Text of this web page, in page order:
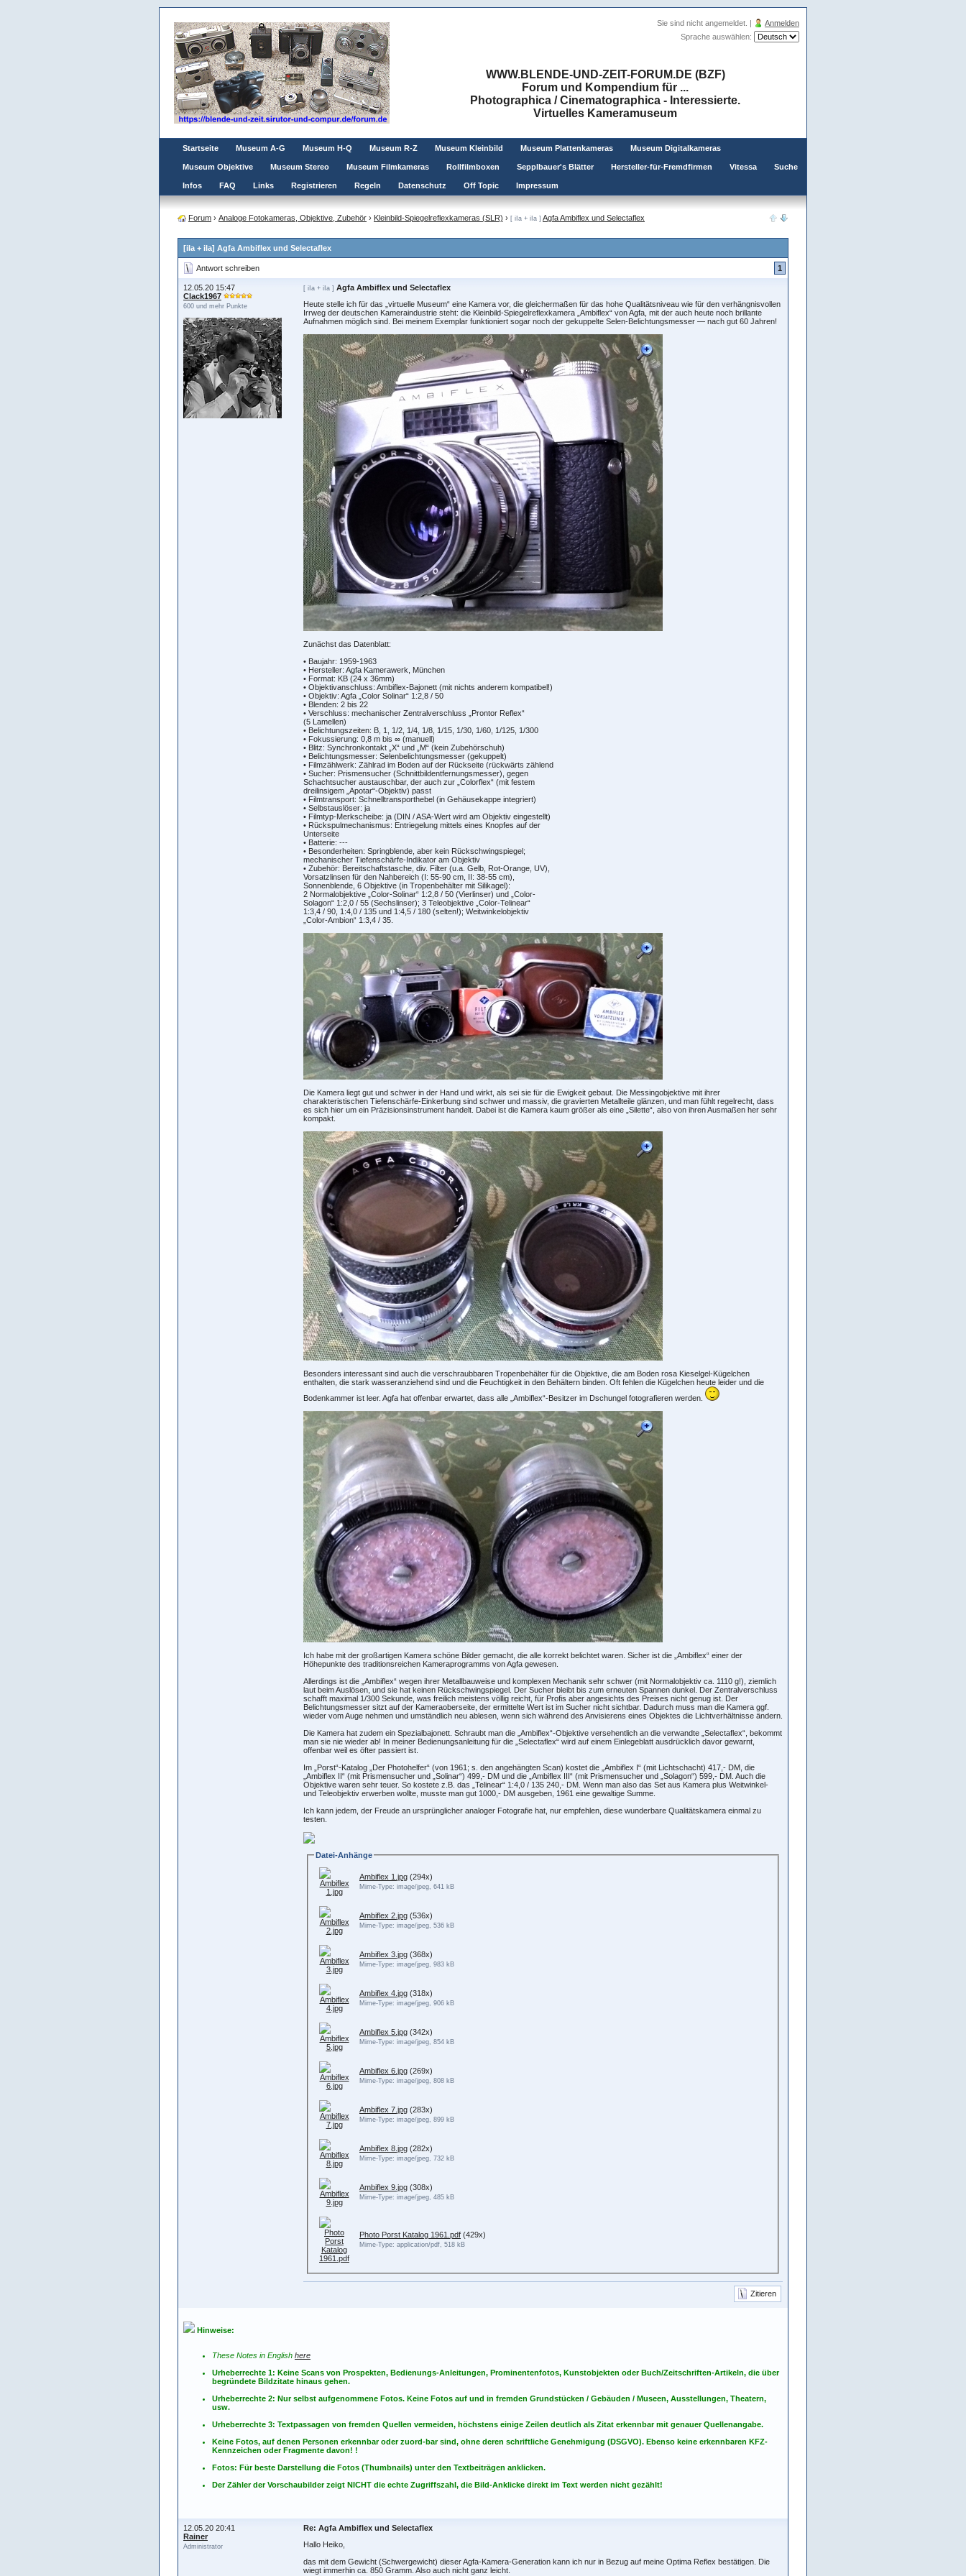
Sie sind nicht angemeldet. |
Anmelden
Sprache auswählen:
WWW.BLENDE-UND-ZEIT-FORUM.DE (BZF)
Forum und Kompendium für ...
Photographica / Cinematographica - Interessierte.
Virtuelles Kameramuseum
Startseite Museum A-G Museum H-Q Museum R-Z Museum Kleinbild Museum Plattenkameras Museum Digitalkameras
Museum Objektive Museum Stereo Museum Filmkameras Rollfilmboxen Sepplbauer's Blätter Hersteller-für-Fremdfirmen Vitessa Suche
Infos FAQ Links Registrieren Regeln Datenschutz Off Topic Impressum
Forum › Analoge Fotokameras, Objektive, Zubehör › Kleinbild-Spiegelreflexkameras (SLR) › [ iIa + iIa ] Agfa Ambiflex und Selectaflex
[iIa + iIa] Agfa Ambiflex und Selectaflex
Antwort schreiben 1
12.05.20 15:47
Clack1967
600 und mehr Punkte
[ iIa + iIa ] Agfa Ambiflex und Selectaflex
Heute stelle ich für das „virtuelle Museum“ eine Kamera vor, die gleichermaßen für das hohe Qualitätsniveau wie für den verhängnisvollen
Irrweg der deutschen Kameraindustrie steht: die Kleinbild-Spiegelreflexkamera „Ambiflex“ von Agfa, mit der auch heute noch brillante
Aufnahmen möglich sind. Bei meinem Exemplar funktioniert sogar noch der gekuppelte Selen-Belichtungsmesser — nach gut 60 Jahren!
Zunächst das Datenblatt:
• Baujahr: 1959-1963
• Hersteller: Agfa Kamerawerk, München
• Format: KB (24 x 36mm)
• Objektivanschluss: Ambiflex-Bajonett (mit nichts anderem kompatibel!)
• Objektiv: Agfa „Color Solinar“ 1:2,8 / 50
• Blenden: 2 bis 22
• Verschluss: mechanischer Zentralverschluss „Prontor Reflex“
(5 Lamellen)
• Belichtungszeiten: B, 1, 1/2, 1/4, 1/8, 1/15, 1/30, 1/60, 1/125, 1/300
• Fokussierung: 0,8 m bis ∞ (manuell)
• Blitz: Synchronkontakt „X“ und „M“ (kein Zubehörschuh)
• Belichtungsmesser: Selenbelichtungsmesser (gekuppelt)
• Filmzählwerk: Zählrad im Boden auf der Rückseite (rückwärts zählend
• Sucher: Prismensucher (Schnittbildentfernungsmesser), gegen
Schachtsucher austauschbar, der auch zur „Colorflex“ (mit festem
dreilinsigem „Apotar“-Objektiv) passt
• Filmtransport: Schnelltransporthebel (in Gehäusekappe integriert)
• Selbstauslöser: ja
• Filmtyp-Merkscheibe: ja (DIN / ASA-Wert wird am Objektiv eingestellt)
• Rückspulmechanismus: Entriegelung mittels eines Knopfes auf der
Unterseite
• Batterie: ---
• Besonderheiten: Springblende, aber kein Rückschwingspiegel;
mechanischer Tiefenschärfe-Indikator am Objektiv
• Zubehör: Bereitschaftstasche, div. Filter (u.a. Gelb, Rot-Orange, UV),
Vorsatzlinsen für den Nahbereich (I: 55-90 cm, II: 38-55 cm),
Sonnenblende, 6 Objektive (in Tropenbehälter mit Silikagel):
2 Normalobjektive „Color-Solinar“ 1:2,8 / 50 (Vierlinser) und „Color-
Solagon“ 1:2,0 / 55 (Sechslinser); 3 Teleobjektive „Color-Telinear“
1:3,4 / 90, 1:4,0 / 135 und 1:4,5 / 180 (selten!); Weitwinkelobjektiv
„Color-Ambion“ 1:3,4 / 35.
Die Kamera liegt gut und schwer in der Hand und wirkt, als sei sie für die Ewigkeit gebaut. Die Messingobjektive mit ihrer
charakteristischen Tiefenschärfe-Einkerbung sind schwer und massiv, die gravierten Metallteile glänzen, und man fühlt regelrecht, dass
es sich hier um ein Präzisionsinstrument handelt. Dabei ist die Kamera kaum größer als eine „Silette“, also von ihren Ausmaßen her sehr
kompakt.
Besonders interessant sind auch die verschraubbaren Tropenbehälter für die Objektive, die am Boden rosa Kieselgel-Kügelchen
enthalten, die stark wasseranziehend sind und die Feuchtigkeit in den Behältern binden. Oft fehlen die Kügelchen heute leider und die
Bodenkammer ist leer. Agfa hat offenbar erwartet, dass alle „Ambiflex“-Besitzer im Dschungel fotografieren werden.
Ich habe mit der großartigen Kamera schöne Bilder gemacht, die alle korrekt belichtet waren. Sicher ist die „Ambiflex“ einer der
Höhepunkte des traditionsreichen Kameraprogramms von Agfa gewesen.
Allerdings ist die „Ambiflex“ wegen ihrer Metallbauweise und komplexen Mechanik sehr schwer (mit Normalobjektiv ca. 1110 g!), ziemlich
laut beim Auslösen, und sie hat keinen Rückschwingspiegel. Der Sucher bleibt bis zum erneuten Spannen dunkel. Der Zentralverschluss
schafft maximal 1/300 Sekunde, was freilich meistens völlig reicht, für Profis aber angesichts des Preises nicht genug ist. Der
Belichtungsmesser sitzt auf der Kameraoberseite, der ermittelte Wert ist im Sucher nicht sichtbar. Dadurch muss man die Kamera ggf.
wieder vom Auge nehmen und umständlich neu ablesen, wenn sich während des Anvisierens eines Objektes die Lichtverhältnisse ändern.
Die Kamera hat zudem ein Spezialbajonett. Schraubt man die „Ambiflex“-Objektive versehentlich an die verwandte „Selectaflex“, bekommt
man sie nie wieder ab! In meiner Bedienungsanleitung für die „Selectaflex“ wird auf einem Einlegeblatt ausdrücklich davor gewarnt,
offenbar weil es öfter passiert ist.
Im „Porst“-Katalog „Der Photohelfer“ (von 1961; s. den angehängten Scan) kostet die „Ambiflex I“ (mit Lichtschacht) 417,- DM, die
„Ambiflex II“ (mit Prismensucher und „Solinar“) 499,- DM und die „Ambiflex III“ (mit Prismensucher und „Solagon“) 599,- DM. Auch die
Objektive waren sehr teuer. So kostete z.B. das „Telinear“ 1:4,0 / 135 240,- DM. Wenn man also das Set aus Kamera plus Weitwinkel-
und Teleobjektiv erwerben wollte, musste man gut 1000,- DM ausgeben, 1961 eine gewaltige Summe.
Ich kann jedem, der Freude an ursprünglicher analoger Fotografie hat, nur empfehlen, diese wunderbare Qualitätskamera einmal zu
testen.
Datei-Anhänge
Ambiflex 1.jpg (294x)
Mime-Type: image/jpeg, 641 kB
Ambiflex 2.jpg (536x)
Mime-Type: image/jpeg, 536 kB
Ambiflex 3.jpg (368x)
Mime-Type: image/jpeg, 983 kB
Ambiflex 4.jpg (318x)
Mime-Type: image/jpeg, 906 kB
Ambiflex 5.jpg (342x)
Mime-Type: image/jpeg, 854 kB
Ambiflex 6.jpg (269x)
Mime-Type: image/jpeg, 808 kB
Ambiflex 7.jpg (283x)
Mime-Type: image/jpeg, 899 kB
Ambiflex 8.jpg (282x)
Mime-Type: image/jpeg, 732 kB
Ambiflex 9.jpg (308x)
Mime-Type: image/jpeg, 485 kB
Photo Porst Katalog 1961.pdf (429x)
Mime-Type: application/pdf, 518 kB
Zitieren
Hinweise:
These Notes in English here
Urheberrechte 1: Keine Scans von Prospekten, Bedienungs-Anleitungen, Prominentenfotos, Kunstobjekten oder Buch/Zeitschriften-Artikeln, die über
begründete Bildzitate hinaus gehen.
Urheberrechte 2: Nur selbst aufgenommene Fotos. Keine Fotos auf und in fremden Grundstücken / Gebäuden / Museen, Ausstellungen, Theatern,
usw.
Urheberrechte 3: Textpassagen von fremden Quellen vermeiden, höchstens einige Zeilen deutlich als Zitat erkennbar mit genauer Quellenangabe.
Keine Fotos, auf denen Personen erkennbar oder zuord-bar sind, ohne deren schriftliche Genehmigung (DSGVO). Ebenso keine erkennbaren KFZ-
Kennzeichen oder Fragmente davon! !
Fotos: Für beste Darstellung die Fotos (Thumbnails) unter den Textbeiträgen anklicken.
Der Zähler der Vorschaubilder zeigt NICHT die echte Zugriffszahl, die Bild-Anklicke direkt im Text werden nicht gezählt!
12.05.20 20:41
Rainer
Administrator
Re: Agfa Ambiflex und Selectaflex
Hallo Heiko,
das mit dem Gewicht (Schwergewicht) dieser Agfa-Kamera-Generation kann ich nur in Bezug auf meine Optima Reflex bestätigen. Die
wiegt immerhin ca. 850 Gramm. Also auch nicht ganz leicht.